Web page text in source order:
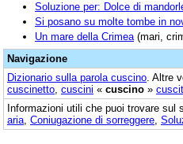
Soluzione per: Dolce di
Si posano su molte tombe in
Un mare della Crimea (mari,
Navigazione
Dizionario sulla parola cuscino . Altre
cuscinetto cuscini « cuscino »
Informazioni utili che puoi trovare sul
aria Coniugazione di sorreggere